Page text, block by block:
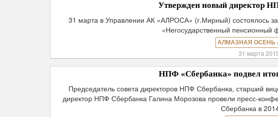
Утвержден новый директор
31 марта в Управлении АК «АЛРОСА» (г.Мирный) состоялось
«Негосударственный пенсионный
АЛМАЗНАЯ ОСЕНЬ
31 марта
НПФ «Сбербанка» подвел
Председатель совета директоров НПФ Сбербанка, старший
директор НПФ Сбербанка Галина Морозова провели пресс-
Сбербанка в